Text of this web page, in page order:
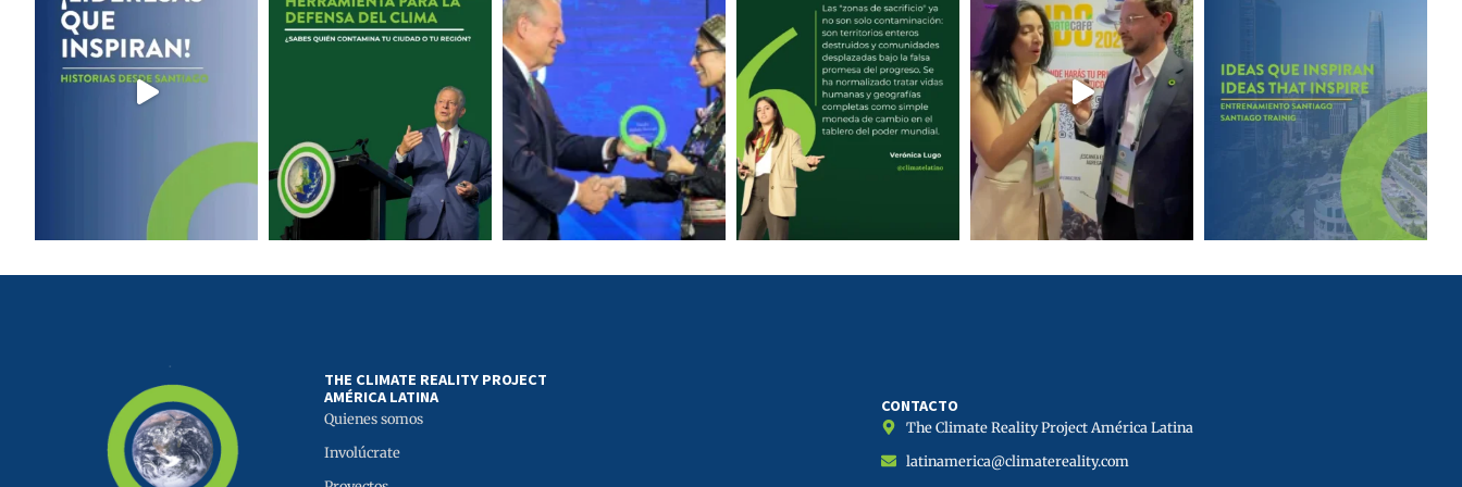
THE CLIMATE REALITY PROJECT
AMÉRICA LATINA
Quienes somos
Involúcrate
CONTACTO
The Climate Reality Project América Latina
latinamerica@climatereality.com